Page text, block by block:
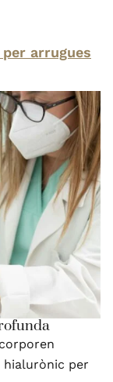
arrugues
hialurònic per